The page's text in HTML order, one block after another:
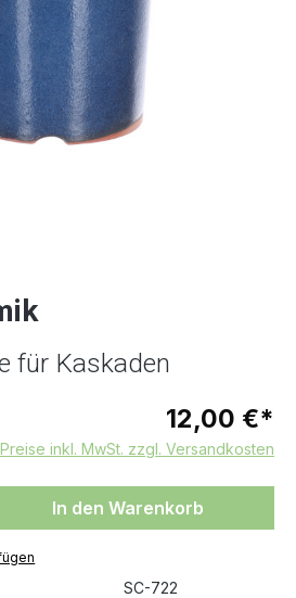
für Kaskaden
12,00 €*
Preise inkl. MwSt. zzgl. Versandkosten
Gib den
In den Warenkorb
SC-722